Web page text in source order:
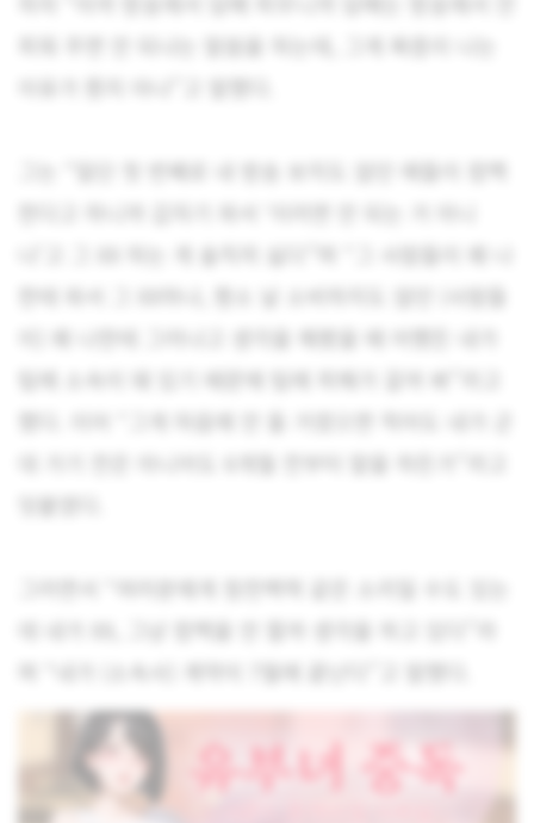
피워 주면 안 되냐는 말씀을 하는데, 그게 짜증이 나는
그는 “일단 첫 번째로 내 방송 보지도 않던 애들이 컴백
냐’고 그 XX 하는 게 솔직히 싫다”며 “그 사람들이 왜 나
한테 와서 그 XX하냐, 평소 날 소비하지도 않던 (사람들
이) 왜 나한테 그러냐고 생각을 해봤을 때 어쨌든 내가
팀에 소속이 돼 있기 때문에 팀에 피해가 갈까 봐”라고
대 가기 전은 아니어도 6개월 전부터 말을 하든가”라고
덧붙였다.
데 내가 XX, 그냥 컴백을 안 할까 생각을 하고 있다”라
며 “내가 (소속사) 계약이 7월에 끝난다”고 말했다.